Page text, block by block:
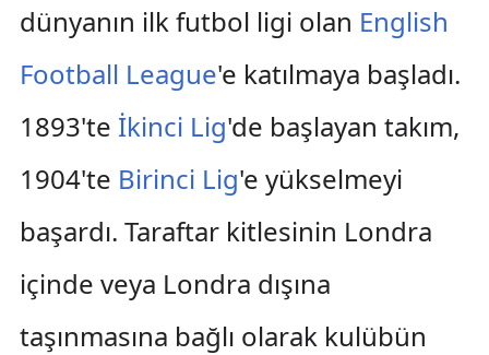
dünyanın ilk futbol ligi olan English
Football League'e katılmaya başladı.
1893'te İkinci Lig'de başlayan takım,
1904'te Birinci Lig'e yükselmeyi
başardı. Taraftar kitlesinin Londra
içinde veya Londra dışına
taşınmasına bağlı olarak kulübün